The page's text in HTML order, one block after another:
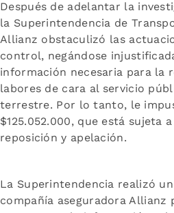
Después de adelantar la
la Superintendencia de
Allianz obstaculizó las
control, negándose
información necesaria para la
labores de cara al servicio
terrestre. Por lo tanto, le
$125.052.000, que está sujeta
reposición y apelación.
La Superintendencia realizó
compañía aseguradora Allianz